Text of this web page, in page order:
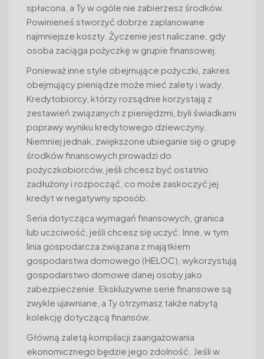
spłacona, a Ty w ogóle nie zabierzesz środków.
Powinieneś stworzyć dobrze zaplanowane
najmniejsze koszty. Życzenie jest naliczane, gdy
osoba zaciąga pożyczkę w grupie finansowej.
Ponieważ inne style obejmujące pożyczki, zakres
obejmujący pieniądze może mieć zalety i wady.
Kredytobiorcy, którzy rozsądnie korzystają z
zestawień związanych z pieniędzmi, byli świadkami
poprawy wyniku kredytowego dziewczyny.
Niemniej jednak, zwiększone ubieganie się o grupę
środków finansowych prowadzi do
pożyczkobiorców, jeśli chcesz być ostatnio
zadłużony i rozpocząć, co może zaskoczyć jej
kredyt w negatywny sposób.
Seria dotycząca wymagań finansowych, granica
lub uczciwość, jeśli chcesz się uczyć. Inne, w tym
linia gospodarcza związana z majątkiem
gospodarstwa domowego (HELOC), wykorzystują
gospodarstwo domowe danej osoby jako
zabezpieczenie. Ekskluzywne serie finansowe są
zwykle ujawniane, a Ty otrzymasz także nabytą
kolekcję dotyczącą finansów.
Główną zaletą kompilacji zaangażowania
ekonomicznego będzie jego zdolność. Jeśli w